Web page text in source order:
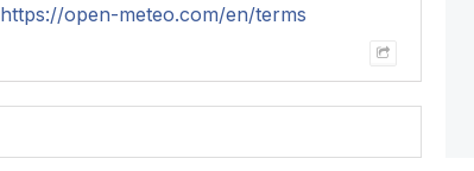
https://open-meteo.com/en/terms